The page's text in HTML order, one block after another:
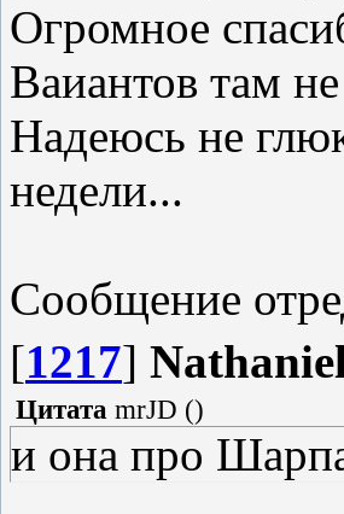
Огромное
Ваиантов там
Надеюсь не
недели...
Сообщение
[1217]
Цитата mrJD ()
и она про